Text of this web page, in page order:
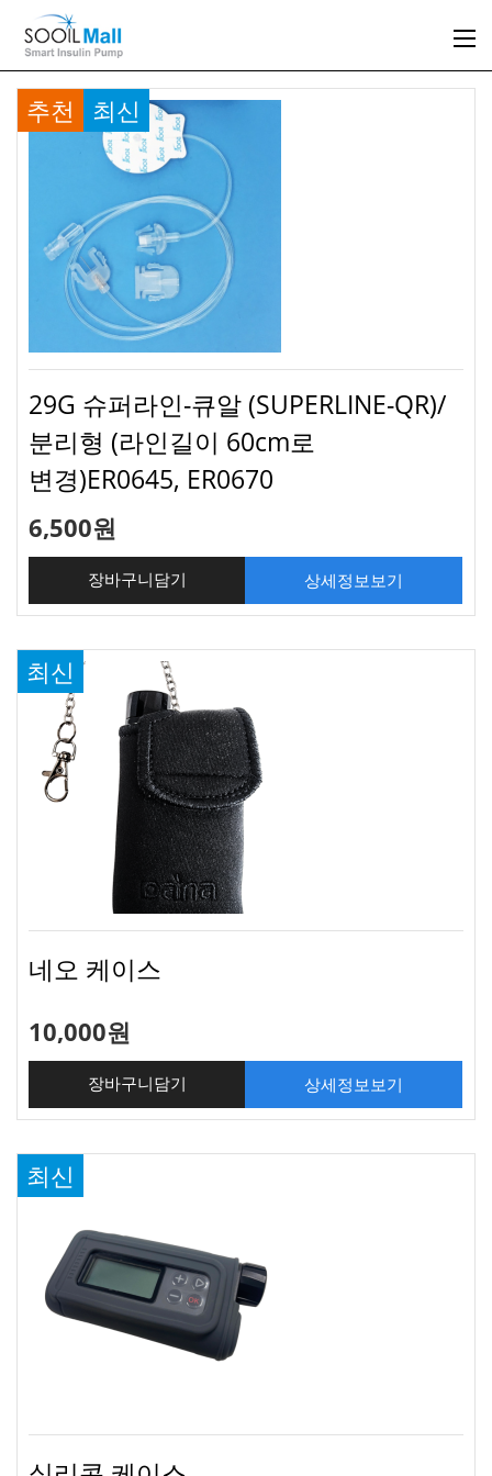
추천 최신
29G 슈퍼라인-큐알 (SUPERLINE-QR)/
분리형 (라인길이 60cm로
변경)ER0645, ER0670
6,500원
장바구니담기 상세정보보기
최신
네오 케이스
10,000원
장바구니담기 상세정보보기
최신